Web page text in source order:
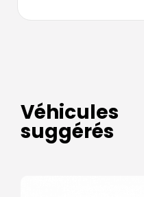
Véhicules
suggérés